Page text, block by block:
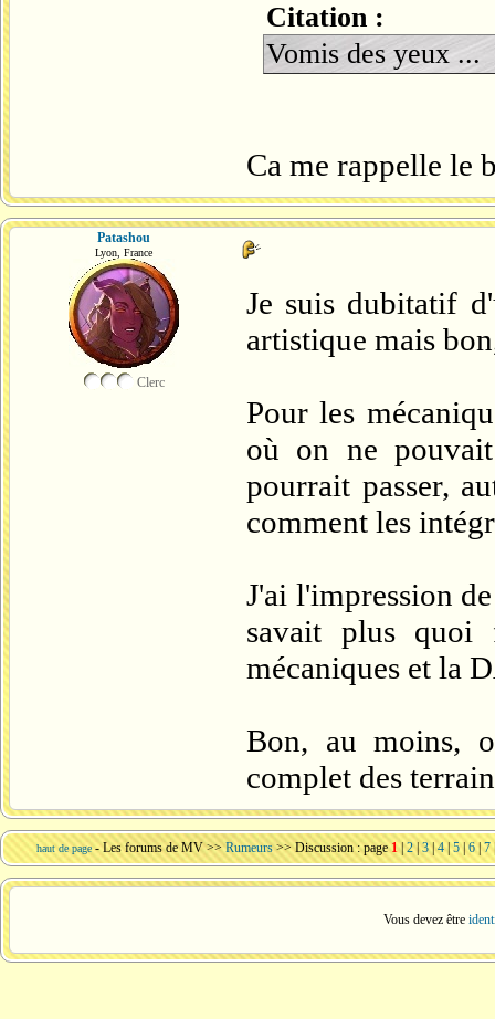
Citation :
Vomis des yeux ...
Ca me rappelle le
Patashou
Lyon, France
Clerc
Je suis dubitatif
artistique mais
Pour les
où on ne
pourrait passer,
comment les
J'ai l'impression
savait plus quoi
mécaniques et la
Bon, au moins,
complet des
haut de page -Les forums de MV>>Rumeurs >> Discussion : page1|2|3 |4 |5|6 |7
Vous devez être